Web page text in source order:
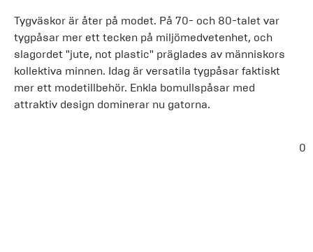
Tygväskor är åter på modet. På 70- och 80-talet var
tygpåsar mer ett tecken på miljömedvetenhet, och
slagordet "jute, not plastic" präglades av människors
kollektiva minnen. Idag är versatila tygpåsar faktiskt
mer ett modetillbehör. Enkla bomullspåsar med
attraktiv design dominerar nu gatorna.
0